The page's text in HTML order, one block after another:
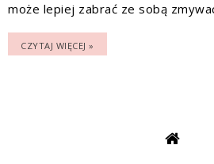
może lepiej zabrać ze sobą
CZYTAJ WIĘCEJ »